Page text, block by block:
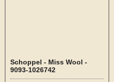
Schoppel - Miss Wool -
9093-1026742
Schwarzmelange